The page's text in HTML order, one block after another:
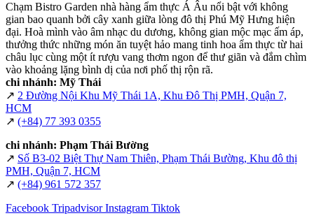
Chạm Bistro Garden nhà hàng ẩm thực Á Âu nổi bật với không
gian bao quanh bởi cây xanh giữa lòng đô thị Phú Mỹ Hưng hiện
đại. Hoà mình vào âm nhạc du dương, không gian mộc mạc ấm áp,
thưởng thức những món ăn tuyệt hảo mang tinh hoa ẩm thực từ hai
châu lục cùng một ít rượu vang thơm ngon để thư giãn và đắm chìm
vào khoảng lặng bình dị của nơi phố thị rộn rã.
chi nhánh: Mỹ Thái
↗ 2 Đường Nội Khu Mỹ Thái 1A, Khu Đô Thị PMH, Quận 7,
HCM
↗ (+84) 77 393 0355
chi nhánh: Phạm Thái Bường
↗ Số B3-02 Biệt Thự Nam Thiên, Phạm Thái Bường, Khu đô thị
PMH, Quận 7, HCM
↗ (+84) 961 572 357
Facebook Tripadvisor Instagram Tiktok